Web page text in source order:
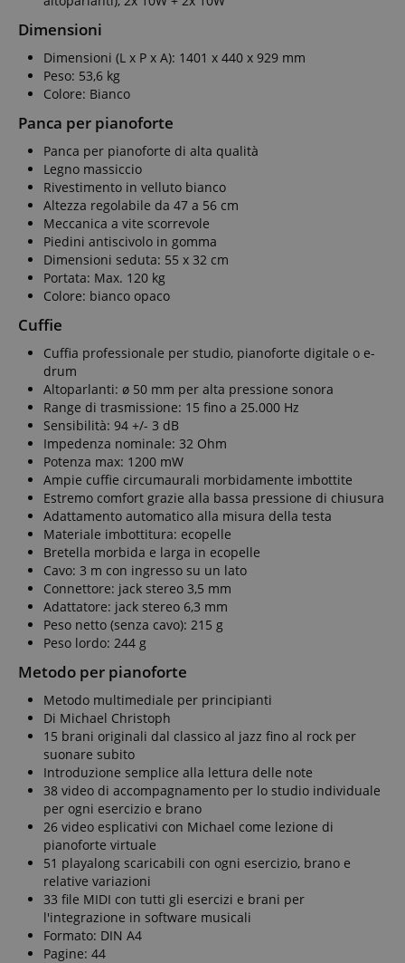
Dimensioni
Dimensioni (L x P x A): 1401 x 440 x 929 mm
Peso: 53,6 kg
Colore: Bianco
Panca per pianoforte
Panca per pianoforte di alta qualità
Legno massiccio
Rivestimento in velluto bianco
Altezza regolabile da 47 a 56 cm
Meccanica a vite scorrevole
Piedini antiscivolo in gomma
Dimensioni seduta: 55 x 32 cm
Portata: Max. 120 kg
Colore: bianco opaco
Cuffie
Cuffia professionale per studio, pianoforte digitale o e-
drum
Altoparlanti: ø 50 mm per alta pressione sonora
Range di trasmissione: 15 fino a 25.000 Hz
Sensibilità: 94 +/- 3 dB
Impedenza nominale: 32 Ohm
Potenza max: 1200 mW
Ampie cuffie circumaurali morbidamente imbottite
Estremo comfort grazie alla bassa pressione di chiusura
Adattamento automatico alla misura della testa
Materiale imbottitura: ecopelle
Bretella morbida e larga in ecopelle
Cavo: 3 m con ingresso su un lato
Connettore: jack stereo 3,5 mm
Adattatore: jack stereo 6,3 mm
Peso netto (senza cavo): 215 g
Peso lordo: 244 g
Metodo per pianoforte
Metodo multimediale per principianti
Di Michael Christoph
15 brani originali dal classico al jazz fino al rock per
suonare subito
Introduzione semplice alla lettura delle note
38 video di accompagnamento per lo studio individuale
per ogni esercizio e brano
26 video esplicativi con Michael come lezione di
pianoforte virtuale
51 playalong scaricabili con ogni esercizio, brano e
relative variazioni
33 file MIDI con tutti gli esercizi e brani per
l'integrazione in software musicali
Formato: DIN A4
Pagine: 44